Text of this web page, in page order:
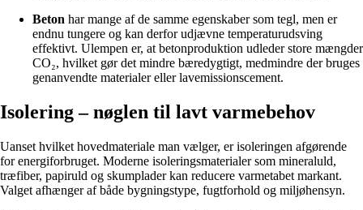
Beton har mange af de samme egenskaber som tegl, men er
endnu tungere og kan derfor udjævne temperaturudsving
effektivt. Ulempen er, at betonproduktion udleder store mængder
CO₂, hvilket gør det mindre bæredygtigt, medmindre der bruges
genanvendte materialer eller lavemissionscement.
Isolering – nøglen til lavt varmebehov
Uanset hvilket hovedmateriale man vælger, er isoleringen afgørende
for energiforbruget. Moderne isoleringsmaterialer som mineraluld,
træfiber, papiruld og skumplader kan reducere varmetabet markant.
Valget afhænger af både bygningstype, fugtforhold og miljøhensyn.